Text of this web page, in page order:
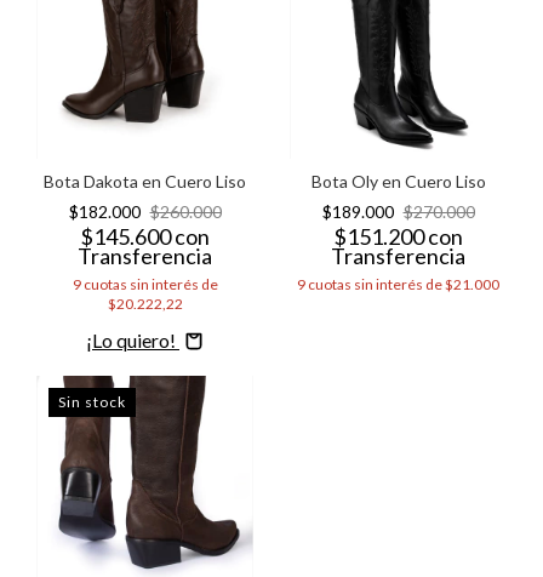
Bota Dakota en Cuero Liso
$182.000 $260.000
$145.600con
Transferencia
9 cuotas sin interés de
$20.222,22
Comprar
Bota Oly en Cuero Liso
$189.000 $270.000
$151.200con
Transferencia
9 cuotas sin interés de$21.000
Sin stock